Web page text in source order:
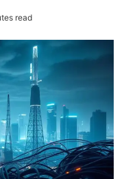
read